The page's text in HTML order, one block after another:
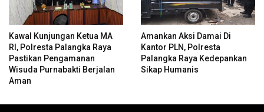
Kawal Kunjungan Ketua MA
RI, Polresta Palangka Raya
Pastikan Pengamanan
Wisuda Purnabakti Berjalan
Aman
Amankan Aksi Damai Di
Kantor PLN, Polresta
Palangka Raya Kedepankan
Sikap Humanis